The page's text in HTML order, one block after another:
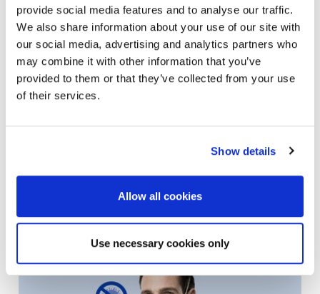
provide social media features and to analyse our traffic.
We also share information about your use of our site with
our social media, advertising and analytics partners who
may combine it with other information that you’ve
provided to them or that they’ve collected from your use
of their services.
Show details
Allow all cookies
Use necessary cookies only
VAI ALL'INFOGRAFICA
PROTEGGERSI DAL
CORONAVIRUS